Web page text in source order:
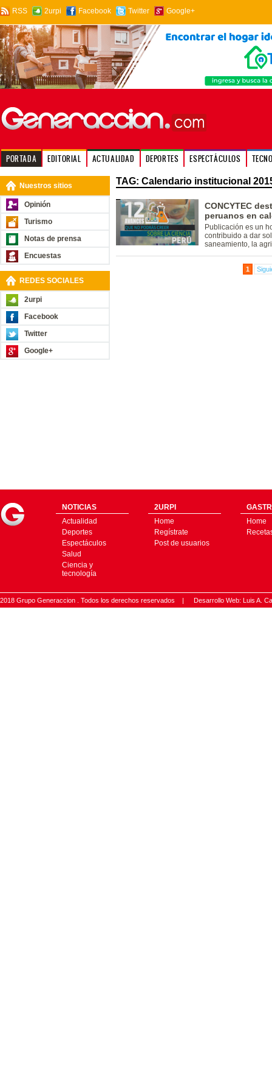
RSS 2urpi Facebook Twitter Google+
PORTADA EDITORIAL ACTUALIDAD DEPORTES ESPECTÁCULOS
Nuestros sitios
Opinión
Turismo
Notas de prensa
Encuestas
REDES SOCIALES
2urpi
Facebook
Twitter
Google+
TAG: Calendario institucional
CONCYTEC
peruanos en
Publicación es un
contribuido a dar
saneamiento, la
1
NOTICIAS
Actualidad
Deportes
Espectáculos
Salud
Ciencia y
tecnología
2URPI
Home
Regístrate
Post de usuarios
Home
2018 Grupo Generaccion . Todos los derechos reservados | Desarrollo Web: Luis